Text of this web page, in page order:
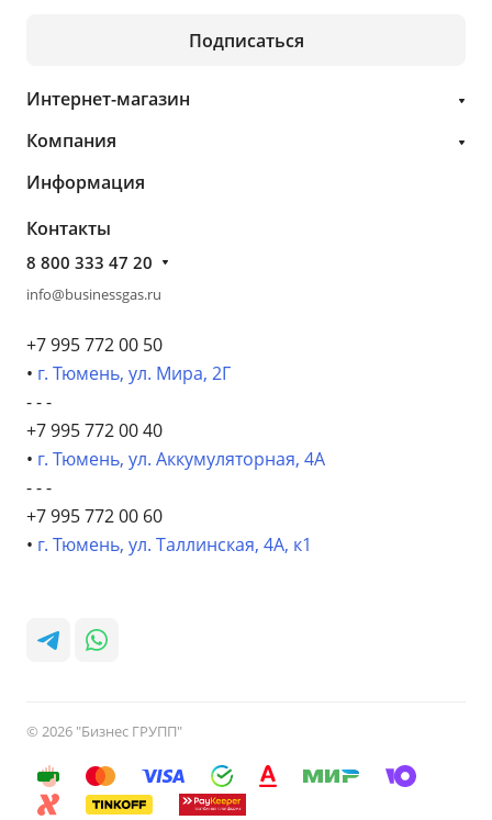
Подписаться
Интернет-магазин
Компания
Информация
Контакты
8 800 333 47 20
info@businessgas.ru
+7 995 772 00 50
• г. Тюмень, ул. Мира, 2Г
- - -
+7 995 772 00 40
• г. Тюмень, ул. Аккумуляторная, 4А
- - -
+7 995 772 00 60
• г. Тюмень, ул. Таллинская, 4А, к1
© 2026 "Бизнес ГРУПП"